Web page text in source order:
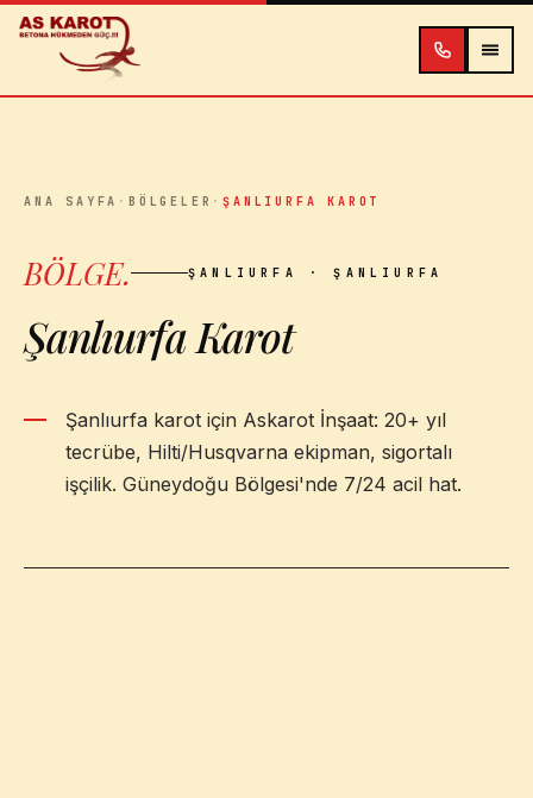
İçeriğe atla
ANA SAYFA ·BÖLGELER ·ŞANLIURFA KAROT
BÖLGE. ŞANLIURFA · ŞANLIURFA
Şanlıurfa Karot
Şanlıurfa karot için Askarot İnşaat: 20+ yıl
tecrübe, Hilti/Husqvarna ekipman, sigortalı
işçilik. Güneydoğu Bölgesi'nde 7/24 acil hat.